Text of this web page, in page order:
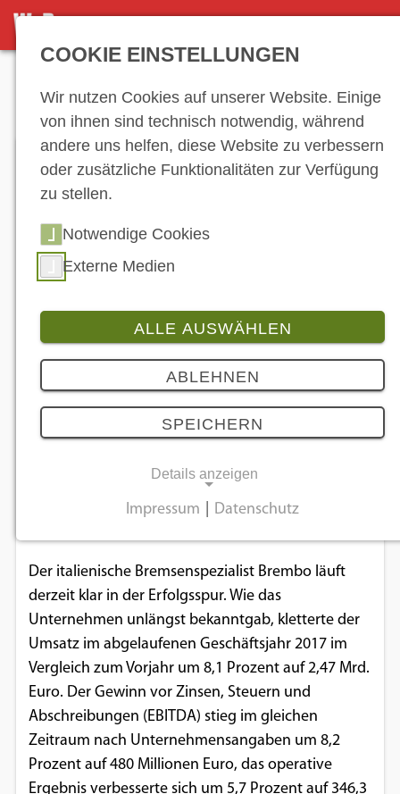
DETAILSEITE
Brembo: Höherer Umsatz, mehr Gewinn
19.03.2018
Die italienischen Verzögerungs-Profis zeigten sich
2017 investitionsfreudig und durften ein deutliches
Der italienische Bremsenspezialist Brembo läuft
derzeit klar in der Erfolgsspur. Wie das
Unternehmen unlängst bekanntgab, kletterte der
Umsatz im abgelaufenen Geschäftsjahr 2017 im
Vergleich zum Vorjahr um 8,1 Prozent auf 2,47 Mrd.
Euro. Der Gewinn vor Zinsen, Steuern und
Abschreibungen (EBITDA) stieg im gleichen
Zeitraum nach Unternehmensangaben um 8,2
Prozent auf 480 Millionen Euro, das operative
Ergebnis verbesserte sich um 5,7 Prozent auf 346,3
COOKIE EINSTELLUNGEN
Wir nutzen Cookies auf unserer Website. Einige
von ihnen sind technisch notwendig, während
andere uns helfen, diese Website zu verbessern
oder zusätzliche Funktionalitäten zur Verfügung
zu stellen.
Notwendige Cookies
Externe Medien
ALLE AUSWÄHLEN
ABLEHNEN
SPEICHERN
Details anzeigen
grundlegende Funktionen und sind für die
einwandfreie Funktion der Website
Einverständnis-Cookie
Name:
cookie_consent
Zweck:
Impressum Datenschutz